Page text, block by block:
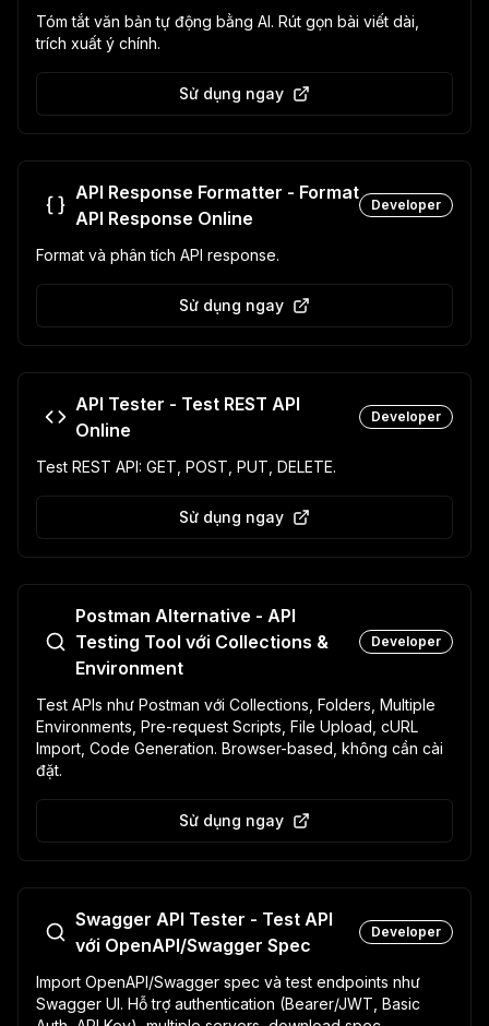
Tóm tắt văn bản tự động bằng AI. Rút gọn bài viết dài,
trích xuất ý chính.
Sử dụng ngay
API Response Formatter - Format
API Response Online
Developer
Format và phân tích API response.
Sử dụng ngay
API Tester - Test REST API
Online
Developer
Test REST API: GET, POST, PUT, DELETE.
Sử dụng ngay
Postman Alternative - API
Testing Tool với Collections &
Environment
Developer
Test APIs như Postman với Collections, Folders, Multiple
Environments, Pre-request Scripts, File Upload, cURL
Import, Code Generation. Browser-based, không cần cài
đặt.
Sử dụng ngay
Swagger API Tester - Test API
với OpenAPI/Swagger Spec
Developer
Import OpenAPI/Swagger spec và test endpoints như
Swagger UI. Hỗ trợ authentication (Bearer/JWT, Basic